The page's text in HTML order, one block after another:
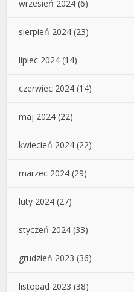
wrzesień 2024 (6)
sierpień 2024 (23)
lipiec 2024 (14)
czerwiec 2024 (14)
maj 2024 (22)
kwiecień 2024 (22)
marzec 2024 (29)
luty 2024 (27)
styczeń 2024 (33)
grudzień 2023 (36)
listopad 2023 (38)